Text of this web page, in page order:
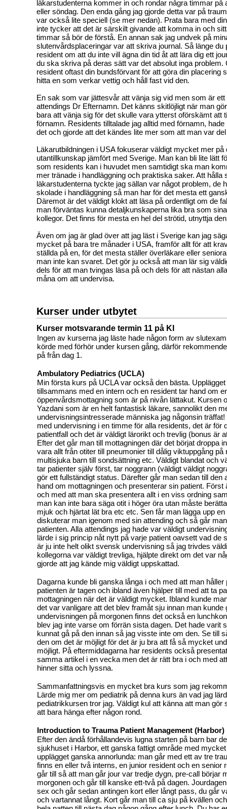
läkarstudenterna kommer in och rondar några timmar på
eller söndag. Den enda gång jag gjorde detta var på
var också lite speciell (se mer nedan). Prata bara med
inte tycker att det är särskilt givande att komma in och
timmar så bör de förstå. En annan sak jag undvek på
slutenvårdsplaceringar var att skriva journal. Så länge du
resident om att du inte vill ägna din tid åt att lära dig ett
du ska skriva på deras sätt var det absolut inga problem.
resident oftast din bundsförvant för att göra din placering
hitta en som verkar vettig och håll fast vid den.
En sak som var jättesvår att vänja sig vid men som är ett
attendings Dr Efternamn. Det känns skitlöjligt när man
bara att vänja sig för det skulle vara ytterst oförskämt att
förnamn. Residents tilltalade jag alltid med förnamn,
det och gjorde att det kändes lite mer som att man var
Läkarutbildningen i USA fokuserar väldigt mycket mer på
utantillkunskap jämfört med Sverige. Man kan bli lite lätt
som residents kan i huvudet men samtidigt ska man
mer tränade i handläggning och praktiska saker. Att hålla
läkarstudenterna tyckte jag sällan var något problem, de
skolade i handläggning så man har för det mesta ett
Däremot är det väldigt klokt att läsa på ordentligt om de
man förväntas kunna detaljkunskaperna lika bra som
kollegor. Det finns för mesta en hel del strötid, utnyttja
Även om jag är glad över att jag läst i Sverige kan jag
mycket på bara tre månader i USA, framför allt för att
ställda på en, för det mesta ställer överläkare eller
man inte kan svaret. Det gör ju också att man lär sig
dels för att man tvingas läsa på och dels för att nästan
måna om att undervisa.
Kurser under utbytet
Kurser motsvarande termin 11 på KI
Ingen av kurserna jag läste hade någon form av
körde med förhör under kursen gång, därför
på från dag 1.
Ambulatory Pediatrics (UCLA)
Min första kurs på UCLA var också den bästa.
tillsammans med en intern och en resident tar hand om
öppenvårdsmottagning som är på nivån lättakut. Kursen
Yazdani som är en helt fantastisk läkare, sannolikt den
undervisningsintresserade människa jag någonsin
med undervisning i en timme för alla residents, det är för
patientfall och det är väldigt lärorikt och trevlig (bonus är
Efter det går man till mottagningen där det börjat droppa
vara allt från otiter till pneumonier till dålig viktuppgång på
multisjuka barn till sondsättning etc. Väldigt blandat och
tar patienter själv först, tar noggrann (väldigt väldigt
gör ett fullständigt status. Därefter går man sedan till den
hand om mottagningen och presenterar sin patient. Först
och med att man ska presentera allt i en viss ordning
man kan inte bara säga otit i höger öra utan måste
mjuk och hjärtat lät bra etc etc. Sen får man lägga upp
diskuterar man igenom med sin attending och så går
patienten. Alla attendings jag hade var väldigt
lärde i sig princip nåt nytt på varje patient oavsett vad de
är ju inte helt olikt svensk undervisning så jag trivdes
kollegorna var väldigt trevliga, hjälpte direkt om det var
gjorde att jag kände mig väldigt uppskattad.
Dagarna kunde bli ganska långa i och med att man håller
patienten är tagen och ibland även hjälper till med att ta
mottagningen när det är väldigt mycket. Ibland kunde
det var vanligare att det blev framåt sju innan man kunde
undervisningen på morgonen finns det också en
blev jag inte varse om förrän sista dagen. Det hade varit
kunnat gå på den innan så jag visste inte om den. Se till
den om det är möjligt för det är ju bra att få så mycket
möjligt. På eftermiddagarna har residents också
samma artikel i en vecka men det är rätt bra i och med
hinner sitta och lyssna.
Sammanfattningsvis en mycket bra kurs som jag
Lärde mig mer om pediatrik på denna kurs än vad jag
pediatrikkursen tror jag. Väldigt kul att känna att man gör
att bara hänga efter någon rond.
Introduction to Trauma Patient Management (Harbor)
Efter den ändå förhållandevis lugna starten på barn bar
sjukhuset i Harbor, ett ganska fattigt område med
upplägget ganska annorlunda: man går med ett av tre
finns en eller två interns, en junior resident och en senior
går till så att man går jour var tredje dygn, pre-call börjar
morgonen och går till kanske ett-två på dagen.
sex och går sedan antingen kort eller långt pass, du går
och vartannat långt. Kort går man till ca sju på kvällen